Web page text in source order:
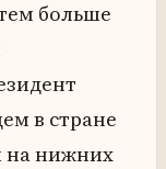
больше
в стране
на нижних